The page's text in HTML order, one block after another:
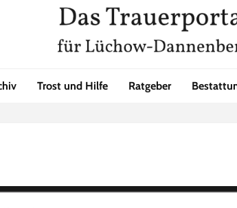
Trost und Hilfe Ratgeber